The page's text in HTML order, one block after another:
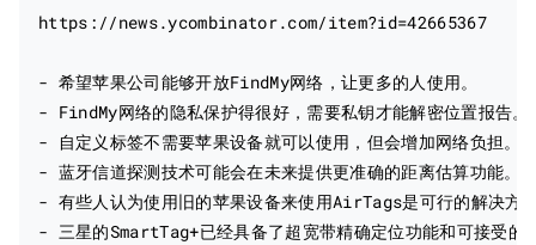
https://news.ycombinator.com/item?id=42665367
- 希望苹果公司能够开放FindMy网络，让更多的人使用。
- FindMy网络的隐私保护得很好，需要私钥才能解密位置报告。
- 自定义标签不需要苹果设备就可以使用，但会增加网络负担。
- 蓝牙信道探测技术可能会在未来提供更准确的距离估算功能。
- 有些人认为使用旧的苹果设备来使用AirTags是可行的解决方
- 三星的SmartTag+已经具备了超宽带精确定位功能和可接受的